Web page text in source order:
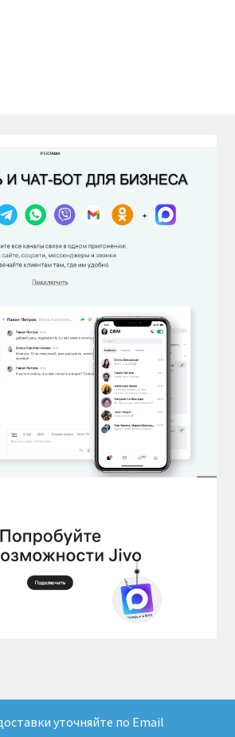
уточняйте по Email
из Гонконга 2026